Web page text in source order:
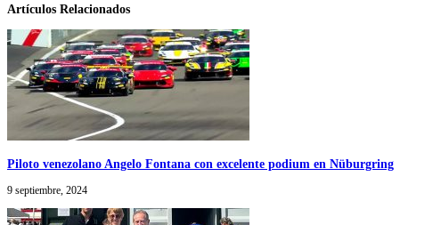
Artículos Relacionados
Piloto venezolano Angelo Fontana con excelente podium en Nüburgring
9 septiembre, 2024